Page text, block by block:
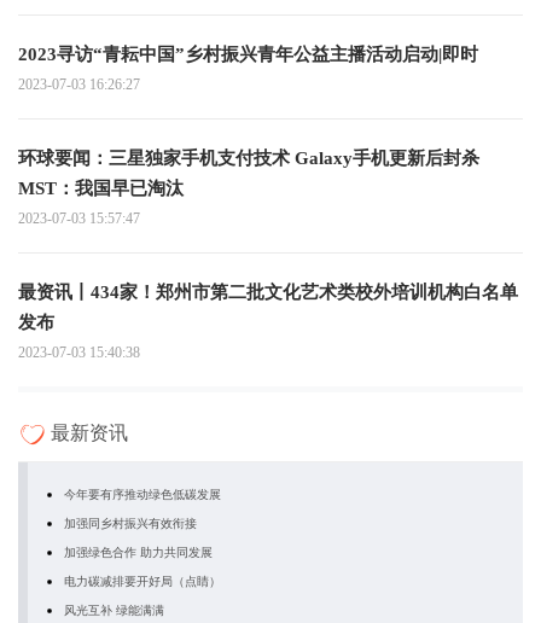
2023寻访“青耘中国”乡村振兴青年公益主播活动启动|即时
2023-07-03 16:26:27
环球要闻：三星独家手机支付技术 Galaxy手机更新后封杀
MST：我国早已淘汰
2023-07-03 15:57:47
最资讯丨434家！郑州市第二批文化艺术类校外培训机构白名单
发布
2023-07-03 15:40:38
最新资讯
今年要有序推动绿色低碳发展
加强同乡村振兴有效衔接
加强绿色合作 助力共同发展
电力碳减排要开好局（点睛）
风光互补 绿能满满